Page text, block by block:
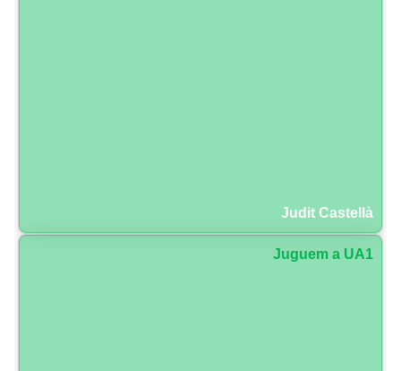
Judit Castellà
Juguem a UA1